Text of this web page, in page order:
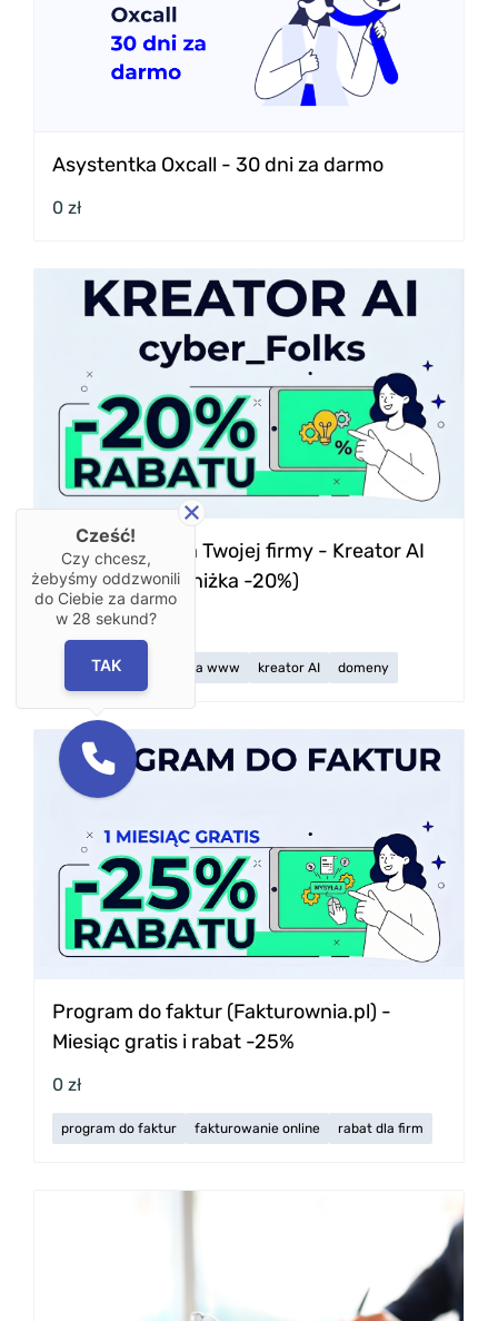
Asystentka Oxcall - 30 dni za darmo
0 zł
Strona WWW dla Twojej firmy - Kreator AI
cyber_Folks (Zniżka -20%)
0 zł
kreator stron strona www kreator AI domeny
Program do faktur (Fakturownia.pl) -
Miesiąc gratis i rabat -25%
0 zł
program do faktur fakturowanie online rabat dla firm
Cześć!
Czy chcesz,
żebyśmy oddzwonili
do Ciebie za darmo
w 28 sekund?
TAK